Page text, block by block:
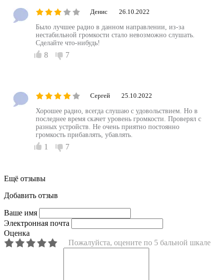
Денис 26.10.2022
Было лучшее радио в данном направлении, из-за
нестабильной громкости стало невозможно слушать.
Сделайте что-нибудь!
8 7
Сергей 25.10.2022
Хорошее радио, всегда слушаю с удовольствием. Но в
последнее время скачет уровень громкости. Проверял с
разных устройств. Не очень приятно постоянно
громкость прибавлять, убавлять.
1 7
Ещё отзывы
Добавить отзыв
Ваше имя
Электронная почта
Оценка
Пожалуйста, оцените по 5 бальной шкале